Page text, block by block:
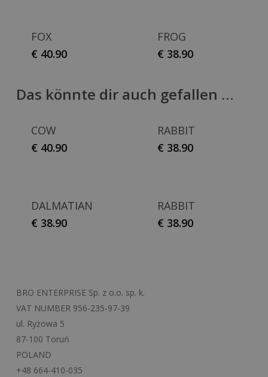
FOX
€ 40.90
FROG
€ 38.90
Das könnte dir auch gefallen …
COW
€ 40.90
RABBIT
€ 38.90
DALMATIAN
€ 38.90
RABBIT
€ 38.90
BRO ENTERPRISE Sp. z o.o. sp. k.
VAT NUMBER 956-235-97-39
ul. Ryżowa 5
87-100 Toruń
POLAND
+48 664-410-035